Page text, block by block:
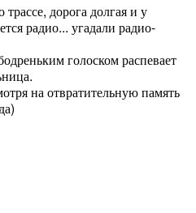
дорога долгая и у
радио... угадали радио-
голоском распевает
на отвратительную память